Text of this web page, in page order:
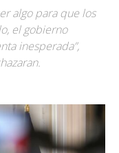
algo para que los
el gobierno
inesperada”,